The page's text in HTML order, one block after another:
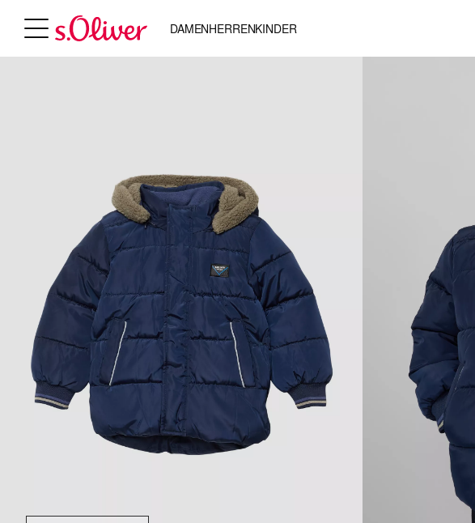
DAMENHERRENKINDER